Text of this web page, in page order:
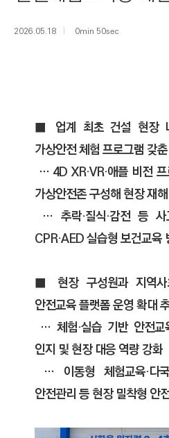
R
O
N
S
T
R
U
C
I
O
N
)
2026.05.18 0min 50sec
■ 업계 최초 건설 현장 내
가상안전 체험 프로그램 갖
… 4D XR·VR·애플 비전
가상안전존 구성해 현장 재
… 추락·질식·감전 등
CPR·AED 실습형 보건교육
■ 현장 구성원과 지역사
안전교육 플랫폼 운영 확대
… 체험·실습 기반 안전
인지 및 현장 대응 역량 강화
… 이동형 체험교육·다
안전관리 등 현장 밀착형 안